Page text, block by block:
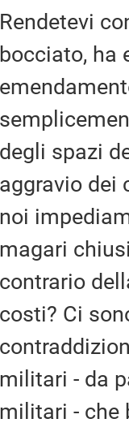
Rendetevi
bocciato, ha
degli spazi
aggravio dei
noi
magari
contrario
costi? Ci
militari - da
militari - che